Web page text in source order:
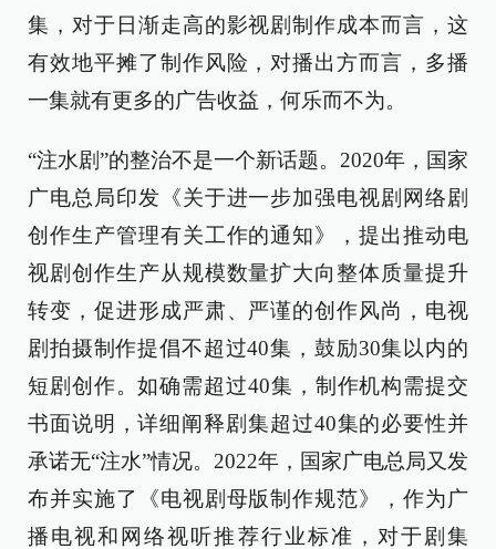
集，对于日渐走高的影视剧制作成本而言，这
有效地平摊了制作风险，对播出方而言，多播
一集就有更多的广告收益，何乐而不为。
“注水剧”的整治不是一个新话题。2020年，国家
广电总局印发《关于进一步加强电视剧网络剧
创作生产管理有关工作的通知》，提出推动电
视剧创作生产从规模数量扩大向整体质量提升
转变，促进形成严肃、严谨的创作风尚，电视
剧拍摄制作提倡不超过40集，鼓励30集以内的
短剧创作。如确需超过40集，制作机构需提交
书面说明，详细阐释剧集超过40集的必要性并
承诺无“注水”情况。2022年，国家广电总局又发
布并实施了《电视剧母版制作规范》，作为广
播电视和网络视听推荐行业标准，对于剧集